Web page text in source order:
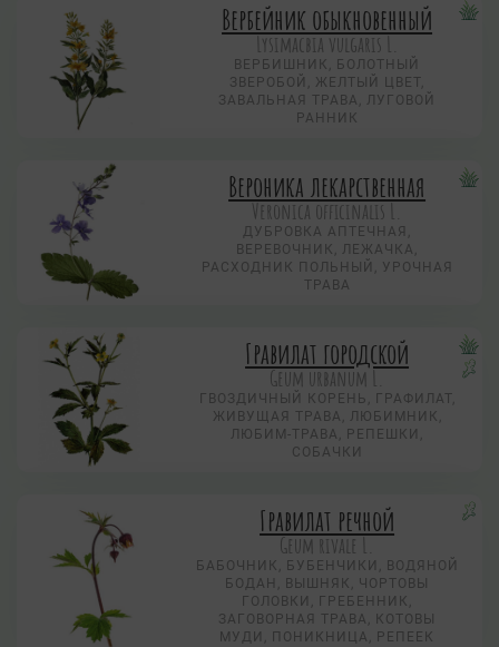
Вербейник обыкновенный
Lysimacbia vulgaris L.
ВЕРБИШНИК, БОЛОТНЫЙ
ЗВЕРОБОЙ, ЖЕЛТЫЙ ЦВЕТ,
ЗАВАЛЬНАЯ ТРАВА, ЛУГОВОЙ
РАННИК
Вероника лекарственная
Veronica officinalis L.
ДУБРОВКА АПТЕЧНАЯ,
ВЕРЕВОЧНИК, ЛЕЖАЧКА,
РАСХОДНИК ПОЛЬНЫЙ, УРОЧНАЯ
ТРАВА
Гравилат городской
Geum urbanum L.
ГВОЗДИЧНЫЙ КОРЕНЬ, ГРАФИЛАТ,
ЖИВУЩАЯ ТРАВА, ЛЮБИМНИК,
ЛЮБИМ-ТРАВА, РЕПЕШКИ,
СОБАЧКИ
Гравилат речной
Geum rivale L.
БАБОЧНИК, БУБЕНЧИКИ, ВОДЯНОЙ
БОДАН, ВЫШНЯК, ЧОРТОВЫ
ГОЛОВКИ, ГРЕБЕННИК,
ЗАГОВОРНАЯ ТРАВА, КОТОВЫ
МУДИ, ПОНИКНИЦА, РЕПЕЕК